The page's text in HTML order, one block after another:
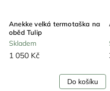
Anekke velká termotaška na
oběd Tulip
Skladem
1 050 Kč
Do košíku